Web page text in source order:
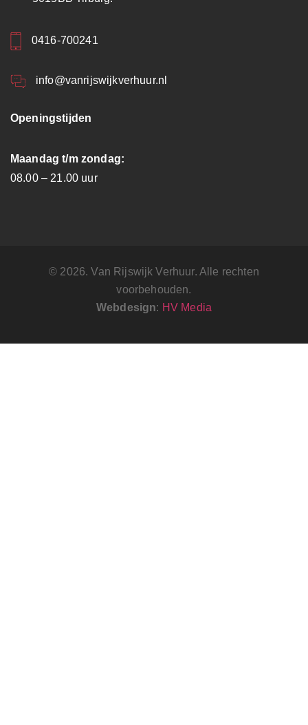
0416-700241
info@vanrijswijkverhuur.nl
Openingstijden
Maandag t/m zondag:
08.00 – 21.00 uur
© 2026. Van Rijswijk Verhuur. Alle rechten
voorbehouden.
Webdesign: HV Media